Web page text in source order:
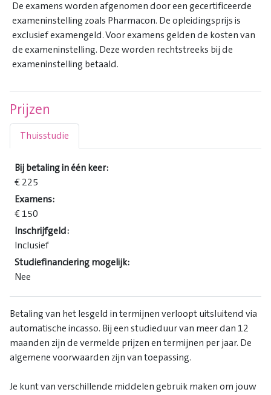
De examens worden afgenomen door een gecertificeerde
exameninstelling zoals Pharmacon. De opleidingsprijs is
exclusief examengeld. Voor examens gelden de kosten van
de exameninstelling. Deze worden rechtstreeks bij de
exameninstelling betaald.
Prijzen
Thuisstudie
Bij betaling in één keer:
€ 225
Examens:
€ 150
Inschrijfgeld:
Inclusief
Studiefinanciering mogelijk:
Nee
Betaling van het lesgeld in termijnen verloopt uitsluitend via
automatische incasso. Bij een studieduur van meer dan 12
maanden zijn de vermelde prijzen en termijnen per jaar. De
algemene voorwaarden zijn van toepassing.
Je kunt van verschillende middelen gebruik maken om jouw